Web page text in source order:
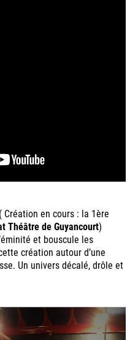
( Création en cours : la 1ère
Théâtre de Guyancourt)
et bouscule les
création autour d’une
Un univers décalé, drôle et